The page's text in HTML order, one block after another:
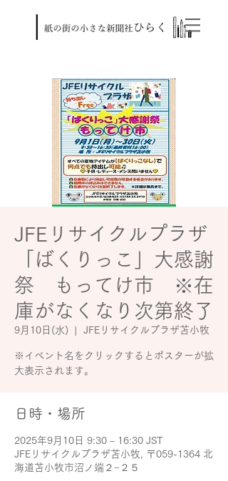
JFEリサイクルプラザ
「ばくりっこ」大感謝
祭 もってけ市 ※在
庫がなくなり次第終了
9月10日(水) JFEリサイクルプラザ苫小牧
※イベント名をクリックするとポスターが拡
大表示されます。
日時・場所
2025年9月10日 9:30 – 16:30 JST
JFEリサイクルプラザ苫小牧, 〒059-1364 北
海道苫小牧市沼ノ端２−２５